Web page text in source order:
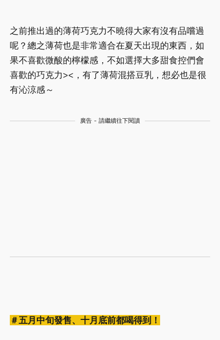
之前推出過的薄荷巧克力不曉得大家有沒有品嚐過
呢？總之薄荷也是非常適合在夏天出現的東西，如
果不喜歡微酸的檸檬感，不如選擇大多甜食控們會
喜歡的巧克力><，有了薄荷混搭豆乳，想必也是很
有沁涼感～
廣告 - 請繼續往下閱讀
＃五月中旬發售、十月底前都喝得到！